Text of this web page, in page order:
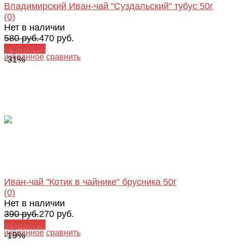
избранное сравнить
Владимирский Иван-чай "Суздальский" тубус 50г
(0)
Нет в наличии
580 руб.470 руб.
В корзину
-31%
избранное сравнить
Иван-чай "Котик в чайнике" брусника 50г
(0)
Нет в наличии
390 руб.270 руб.
В корзину
-19%